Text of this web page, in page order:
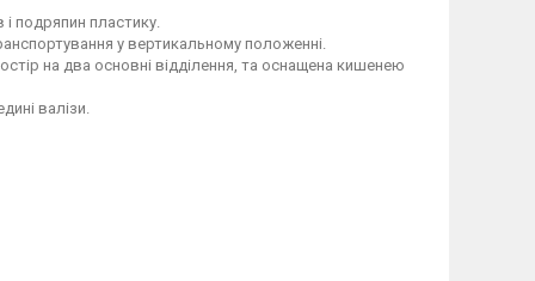
і подряпин пластику.
у вертикальному положенні.
на два основні відділення, та оснащена кишенею
валізи.